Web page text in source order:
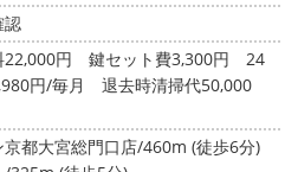
22,000円 鍵セット費3,300円 24
円/毎月 退去時清掃代50,000
京都大宮総門口店/460m (徒歩6分)